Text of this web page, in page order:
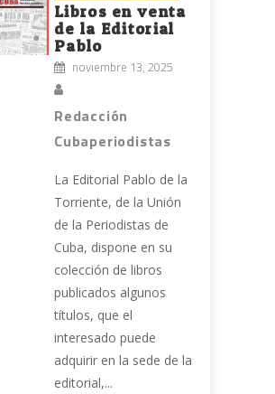
Libros en venta
de la Editorial
Pablo
noviembre 13, 2025
Redacción
Cubaperiodistas
La Editorial Pablo de la
Torriente, de la Unión
de la Periodistas de
Cuba, dispone en su
colección de libros
publicados algunos
títulos, que el
interesado puede
adquirir en la sede de la
editorial,...